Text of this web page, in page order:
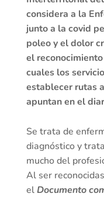
considera a la
junto a la covid
poleo y el dolor
el
cuales los
establecer rutas
apuntan en el
Se trata de
diagnóstico y
mucho del
Al ser
el Documento